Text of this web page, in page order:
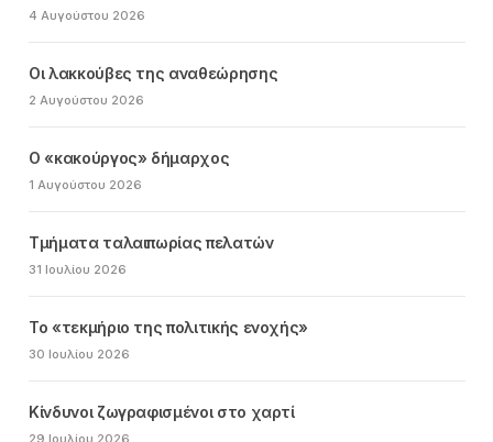
4 Αυγούστου 2026
Οι λακκούβες της αναθεώρησης
2 Αυγούστου 2026
Ο «κακούργος» δήμαρχος
1 Αυγούστου 2026
Τμήματα ταλαιπωρίας πελατών
31 Ιουλίου 2026
Το «τεκμήριο της πολιτικής ενοχής»
30 Ιουλίου 2026
Κίνδυνοι ζωγραφισμένοι στο χαρτί